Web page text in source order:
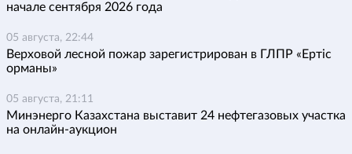
начале сентября 2026 года
05 августа, 22:44
Верховой лесной пожар зарегистрирован в ГЛПР «Ертіс
орманы»
05 августа, 21:11
Минэнерго Казахстана выставит 24 нефтегазовых участка
на онлайн-аукцион